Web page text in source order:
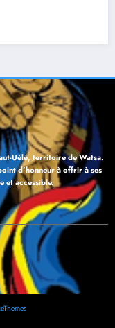
Uélé, territoire de Watsa.
d’honneur à offrir à ses
et accessible.